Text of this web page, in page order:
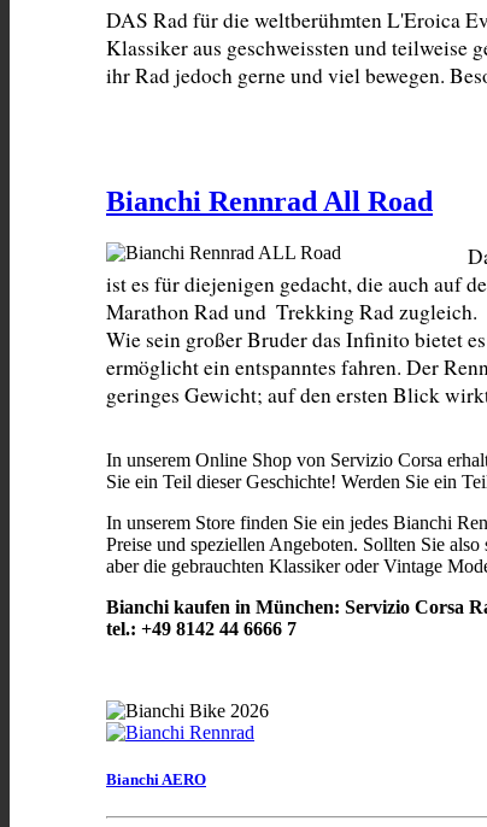
DAS Rad für die weltberühmten L'Eroica
Klassiker aus geschweissten und teilweise
ihr Rad jedoch gerne und viel bewegen.
Bianchi Rennrad All Road
ist es für diejenigen gedacht, die auch auf
Marathon Rad und  Trekking Rad zugleich.
Wie sein großer Bruder das Infinito bietet
ermöglicht ein entspanntes fahren. Der
geringes Gewicht; auf den ersten Blick
In unserem Online Shop von Servizio Corsa
Sie ein Teil dieser Geschichte! Werden Sie ein
In unserem Store finden Sie ein jedes Bianchi
Preise und speziellen Angeboten. Sollten Sie
aber die gebrauchten Klassiker oder Vintage
Bianchi kaufen in München: Servizio Corsa
tel.: +49 8142 44 6666 7
Bianchi AERO